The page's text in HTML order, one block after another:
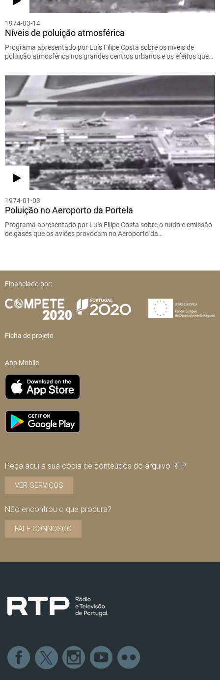
1974-03-14
Níveis de poluição atmosférica
Programa apresentado por Luís Filipe Costa sobre os níveis de
poluição atmosférica nos grandes centros urbanos e os efeitos que…
1974-01-03
Poluição no Aeroporto da Portela
Programa apresentado por Luís Filipe Costa sobre o ruído e emissão
de gases que os aviões provocam no Aeroporto da…
Financiado por:
Ficha de projeto
App Mobile
Peça aqui a sua cópia de conteúdos do arquivo RTP
VER SERVIÇOS
Não encontrou o que procura?
FALE CONNOSCO